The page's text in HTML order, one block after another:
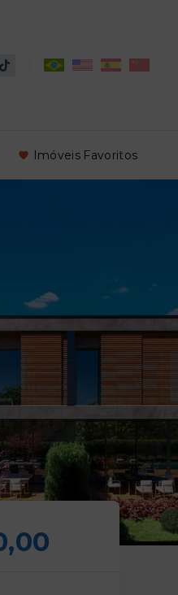
Imóveis Favoritos